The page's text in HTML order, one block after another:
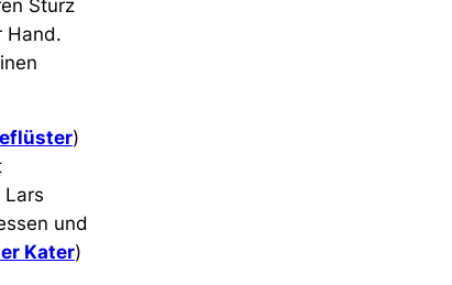
Sturz
Hand.
)
Lars
und
Kater)